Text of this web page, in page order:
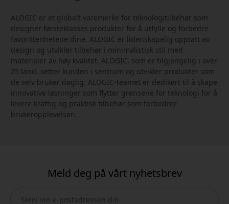
ALOGIC er et globalt varemerke for teknologitilbehør som
designer førsteklasses produkter for å utfylle og forbedre
favorittenhetene dine. ALOGIC er lidenskapelig opptatt av
design og utvikler tilbehør i minimalistisk stil med
materialer av høy kvalitet. ALOGIC, som er tilgjengelig i over
25 land, setter kunden i sentrum og utvikler produkter som
de selv bruker daglig. ALOGIC-teamet er dedikert til å skape
innovative løsninger som flytter grensene for teknologi for å
levere kraftig og praktisk tilbehør som forbedrer
brukeropplevelsen.
Meld deg på vårt nyhetsbrev